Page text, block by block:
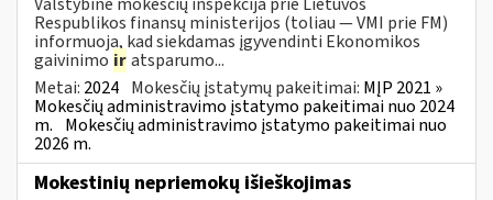
Respublikos finansų ministerijos (toliau — VMI prie FM)
informuoja, kad siekdamas įgyvendinti Ekonomikos
gaivinimo iratsparumo...
Metai: 2024 Mokesčių įstatymų pakeitimai: MĮP 2021 »
Mokesčių administravimo įstatymo pakeitimai nuo 2024
m. Mokesčių administravimo įstatymo pakeitimai nuo
2026 m.
Mokestinių nepriemokų išieškojimas